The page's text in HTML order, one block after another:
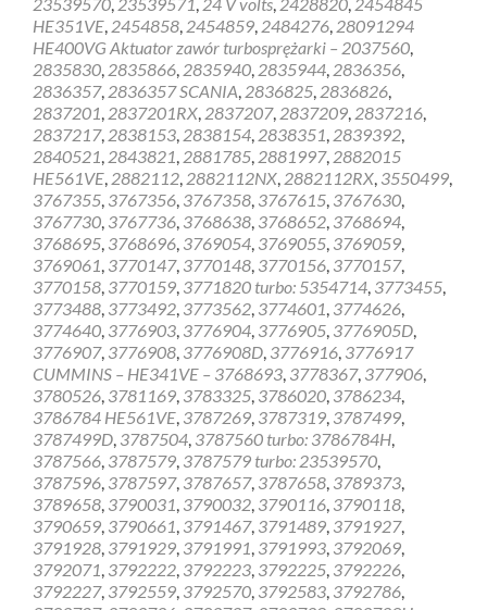
HE351VE, 2454858, 2454859, 2484276, 28091294
HE400VG Aktuator zawór turbosprężarki – 2037560,
2835830, 2835866, 2835940, 2835944, 2836356,
2836357, 2836357 SCANIA, 2836825, 2836826,
2837201, 2837201RX, 2837207, 2837209, 2837216,
2837217, 2838153, 2838154, 2838351, 2839392,
2840521, 2843821, 2881785, 2881997, 2882015
HE561VE, 2882112, 2882112NX, 2882112RX, 3550499,
3767355, 3767356, 3767358, 3767615, 3767630,
3767730, 3767736, 3768638, 3768652, 3768694,
3768695, 3768696, 3769054, 3769055, 3769059,
3769061, 3770147, 3770148, 3770156, 3770157,
3770158, 3770159, 3771820 turbo: 5354714, 3773455,
3773488, 3773492, 3773562, 3774601, 3774626,
3774640, 3776903, 3776904, 3776905, 3776905D,
3776907, 3776908, 3776908D, 3776916, 3776917
CUMMINS – HE341VE – 3768693, 3778367, 377906,
3780526, 3781169, 3783325, 3786020, 3786234,
3786784 HE561VE, 3787269, 3787319, 3787499,
3787499D, 3787504, 3787560 turbo: 3786784H,
3787566, 3787579, 3787579 turbo: 23539570,
3787596, 3787597, 3787657, 3787658, 3789373,
3789658, 3790031, 3790032, 3790116, 3790118,
3790659, 3790661, 3791467, 3791489, 3791927,
3791928, 3791929, 3791991, 3791993, 3792069,
3792071, 3792222, 3792223, 3792225, 3792226,
3792227, 3792559, 3792570, 3792583, 3792786,